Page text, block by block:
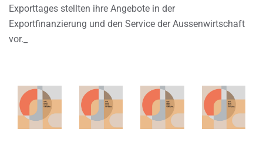
Exporttages stellten ihre Angebote in der
Exportfinanzierung und den Service der Aussenwirtschaft
vor._